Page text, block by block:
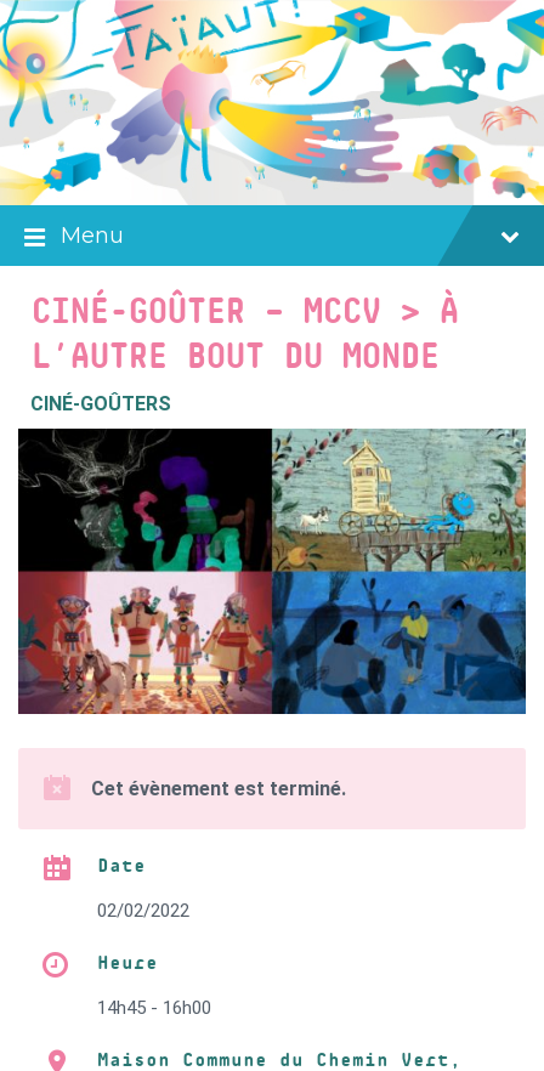
Skip
to
content
Skip
to
main
navigation
Skip
to
footer
Menu
CINÉ-GOÛTER – MCCV > À
L’AUTRE BOUT DU MONDE
CINÉ-GOÛTERS
Cet évènement est terminé.
Date
02/02/2022
Heure
14h45 - 16h00
Maison Commune du Chemin Vert,